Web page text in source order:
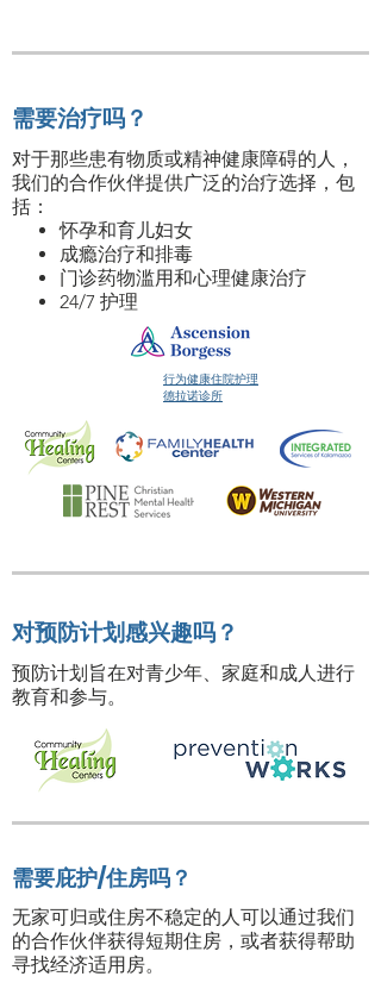
需要治疗吗？
对于那些患有物质或精神健康障碍的人，
我们的合作伙伴提供广泛的治疗选择，包
括：
怀孕和育儿妇女
成瘾治疗和排毒
门诊药物滥用和心理健康治疗
24/7 护理
行为健康住院护理
德拉诺诊所
对预防计划感兴趣吗？
预防计划旨在对青少年、家庭和成人进行
教育和参与。
需要庇护/住房吗？
无家可归或住房不稳定的人可以通过我们
的合作伙伴获得短期住房，或者获得帮助
寻找经济适用房。